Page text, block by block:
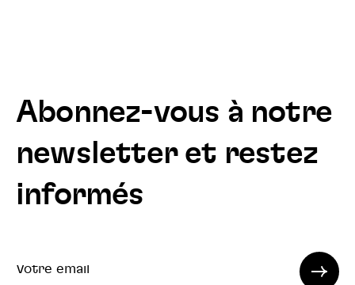
Abonnez-vous à notre
newsletter et restez
informés
Votre